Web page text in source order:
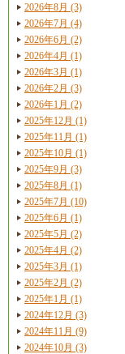
2026年8月 (3)
2026年7月 (4)
2026年6月 (2)
2026年4月 (1)
2026年3月 (1)
2026年2月 (3)
2026年1月 (2)
2025年12月 (1)
2025年11月 (1)
2025年10月 (1)
2025年9月 (3)
2025年8月 (1)
2025年7月 (10)
2025年6月 (1)
2025年5月 (2)
2025年4月 (2)
2025年3月 (1)
2025年2月 (2)
2025年1月 (1)
2024年12月 (3)
2024年11月 (9)
2024年10月 (3)